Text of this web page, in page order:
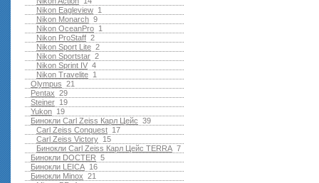
1
Nikon Eagleview
9
Nikon Monarch
1
Nikon OceanPro
2
Nikon ProStaff
2
Nikon Sport Lite
2
Nikon Sportstar
4
Nikon Sprint IV
1
Nikon Travelite
21
Olympus
29
Pentax
19
Steiner
19
Yukon
39
Бинокли Carl Zeiss Карл Цейс
17
Carl Zeiss Conquest
15
Carl Zeiss Victory
7
Бинокли Carl Zeiss Карл Цейс TERRA
5
Бинокли DOCTER
16
Бинокли LEICA
21
Бинокли Minox